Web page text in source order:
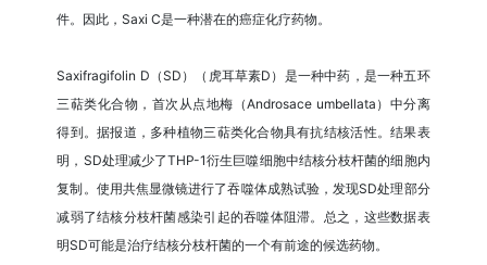
件。因此，Saxi C是一种潜在的癌症化疗药物。
Saxifragifolin D（SD）（虎耳草素D）是一种中药，是一种五环
三萜类化合物，首次从点地梅（Androsace umbellata）中分离
得到。据报道，多种植物三萜类化合物具有抗结核活性。结果表
明，SD处理减少了THP-1衍生巨噬细胞中结核分枝杆菌的细胞内
复制。使用共焦显微镜进行了吞噬体成熟试验，发现SD处理部分
减弱了结核分枝杆菌感染引起的吞噬体阻滞。总之，这些数据表
明SD可能是治疗结核分枝杆菌的一个有前途的候选药物。